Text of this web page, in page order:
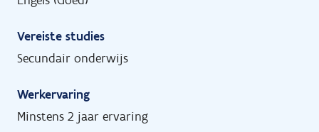
Vereiste studies
Secundair onderwijs
Werkervaring
Minstens 2 jaar ervaring